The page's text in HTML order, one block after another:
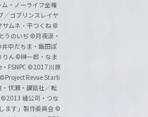
・ノーライフ全権
／ゴブリンスレイヤ
サムネ・平つくね ©
うのいぢ ©月夜涙・
中だちま・飯田ぽ
りん ©榊一郎・なま
FSNPC ©2017 川原
©Project Revue Starli
伏瀬・講談社／転
©2013 橘公司・つな
ます」製作委員会 ©